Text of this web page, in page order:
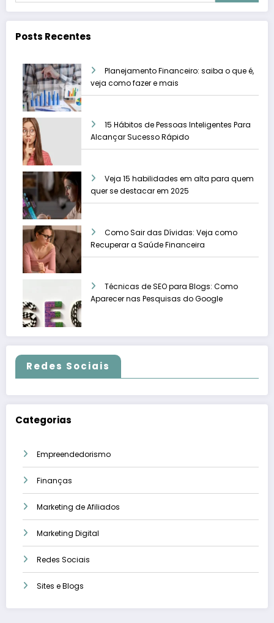
Posts Recentes
Planejamento Financeiro: saiba o que é,
veja como fazer e mais
15 Hábitos de Pessoas Inteligentes Para
Alcançar Sucesso Rápido
Veja 15 habilidades em alta para quem
quer se destacar em 2025
Como Sair das Dívidas: Veja como
Recuperar a Saúde Financeira
Técnicas de SEO para Blogs: Como
Aparecer nas Pesquisas do Google
Redes Sociais
Categorias
Empreendedorismo
Finanças
Marketing de Afiliados
Marketing Digital
Redes Sociais
Sites e Blogs